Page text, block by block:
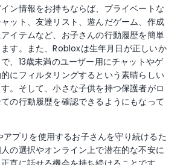
ン情報をお持ちならば、プライベートな
ット、友達リスト、遊んだゲーム、作成
イテムなど、お子さんの行動履歴を簡単
す。また、Robloxは生年月日が正しいか
、13歳未満のユーザー用にチャットやゲ
にフィルタリングするという素晴らしい
。そして、小さな子供を持つ保護者がロ
の行動履歴を確認できるようにもなって
プリを使用するお子さんを守り続けるた
の選択やオンライン上で潜在的な不安に